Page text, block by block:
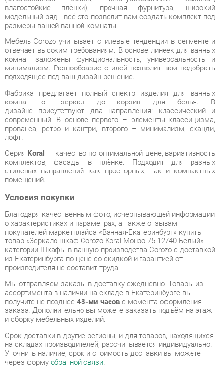
Мебель Corozo учитывает стилевые тенденции в сегменте и
отвечает высоким требованиям. В основе линеек для ванных
комнат заложены функциональность, универсальность и
минимализм. Разнообразие стилей позволит вам подобрать
подходящее под ваш дизайн решение.
Фабрика предлагает полный спектр изделия для ванных
комнат от зеркал до корзин для белья. В
дизайне присутствуют два направления: классический и
прованса, ретро и кантри, второго – минимализм, сканди,
лофт.
СерияKoral— качество по оптимальной цене, вариативность
комплектов, фасады в плёнке. Подходит для разных
стилевых направлений как просторных, так и компактных
помещений.
Условия покупки
Благодаря качественным фото, исчерпывающей информации
о характеристиках и параметрах, а также отзывам
покупателей маркетплэйса «Ванная-Екатеринбург» купить
товар «Зеркало-шкаф Corozo Koral Монро 75 12740 Белый»
категории Шкафы в ванную производства Corozo с доставкой
из Екатеринбурга по цене со скидкой и гарантией от
производителя не составит труда.
Мы отправляем заказы в доставку ежедневно. Товары из
ассортимента в наличии на складе в Екатеринбурге вы
получите не позднее48-ми часовс момента оформления
заказа. Дополнительно вы можете заказать подъём на этаж
Срок доставки в другие регионы, и для товаров, находящихся
на складах производителей, рассчитывается индивидуально.
Уточнить наличие, срок и стоимость доставки вы можете
через формуобратной связи.
В любой момент до передачи заказа в доставку, а также в
течение 7-ми дней после получения заказа вы можете
изменить выборили принять решение об отказе от покупки.
Несмотря на качественную упаковку, шкафы в ванную могут